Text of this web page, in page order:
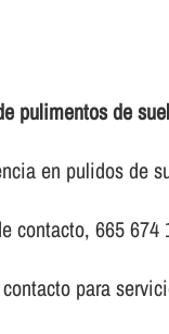
pulimentos de
en pulidos de
contacto, 665
para